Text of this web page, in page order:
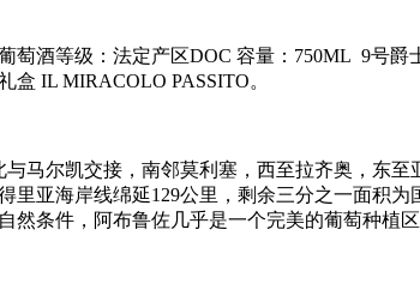
萄酒等级：法定产区DOC 容量：750ML 9号
盒 IL MIRACOLO PASSITO。
马尔凯交接，南邻莫利塞，西至拉齐奥，东
亚海岸线绵延129公里，剩余三分之一面积
条件，阿布鲁佐几乎是一个完美的葡萄种植